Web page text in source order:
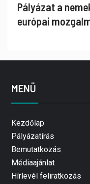
Pályázat a
európai
MENÜ
Kezdőlap
Pályázatírás
Bemutatkozás
Médiaajánlat
Hírlevél feliratkozás